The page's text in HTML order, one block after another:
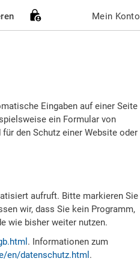
Mein Konto
Eingaben auf einer Seite
ein Formular von
den Schutz einer Website oder
aufruft. Bitte markieren Sie
wir, dass Sie kein Programm,
wie bisher weiter nutzen.
. Informationen zum
en/datenschutz.html .